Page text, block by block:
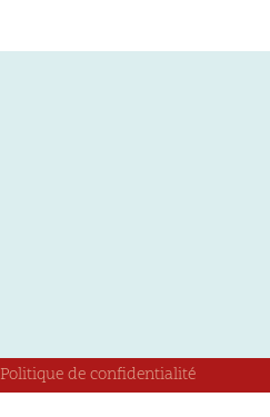
Politique de confidentialité